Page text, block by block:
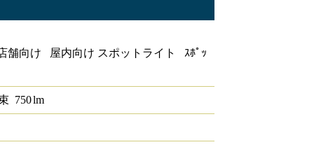
舗向け 屋内向け スポットライト ｽﾎﾟｯ
750lm